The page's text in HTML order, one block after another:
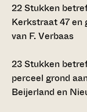
22Stukken
Kerkstraat 47 en
van F. Verbaas
23Stukken
perceel grond
Beijerland en